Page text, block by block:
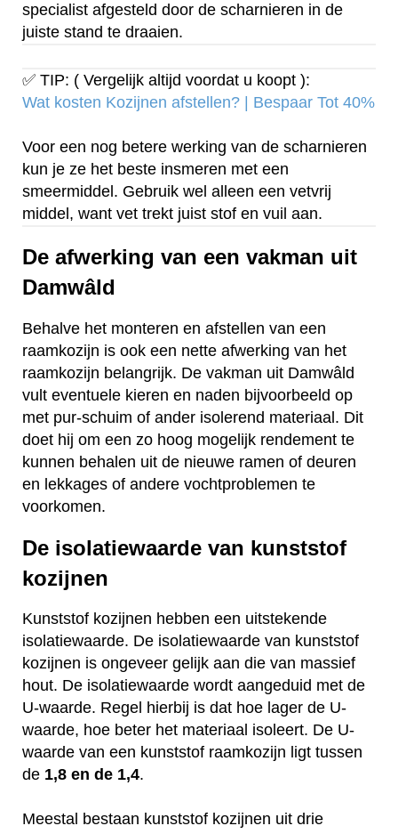
specialist afgesteld door de scharnieren in de
juiste stand te draaien.
✅ TIP: ( Vergelijk altijd voordat u koopt ):
Wat kosten Kozijnen afstellen? | Bespaar Tot 40%‎
Voor een nog betere werking van de scharnieren
kun je ze het beste insmeren met een
smeermiddel. Gebruik wel alleen een vetvrij
middel, want vet trekt juist stof en vuil aan.
De afwerking van een vakman uit
Damwâld
Behalve het monteren en afstellen van een
raamkozijn is ook een nette afwerking van het
raamkozijn belangrijk. De vakman uit Damwâld
vult eventuele kieren en naden bijvoorbeeld op
met pur-schuim of ander isolerend materiaal. Dit
doet hij om een zo hoog mogelijk rendement te
kunnen behalen uit de nieuwe ramen of deuren
en lekkages of andere vochtproblemen te
voorkomen.
De isolatiewaarde van kunststof
kozijnen
Kunststof kozijnen hebben een uitstekende
isolatiewaarde. De isolatiewaarde van kunststof
kozijnen is ongeveer gelijk aan die van massief
hout. De isolatiewaarde wordt aangeduid met de
U-waarde. Regel hierbij is dat hoe lager de U-
waarde, hoe beter het materiaal isoleert. De U-
waarde van een kunststof raamkozijn ligt tussen
de 1,8 en de 1,4.
Meestal bestaan kunststof kozijnen uit drie